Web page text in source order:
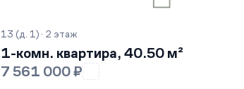
13 (д. 1) · 2 этаж
1-комн. квартира, 40.50 м²
7 561 000 ₽